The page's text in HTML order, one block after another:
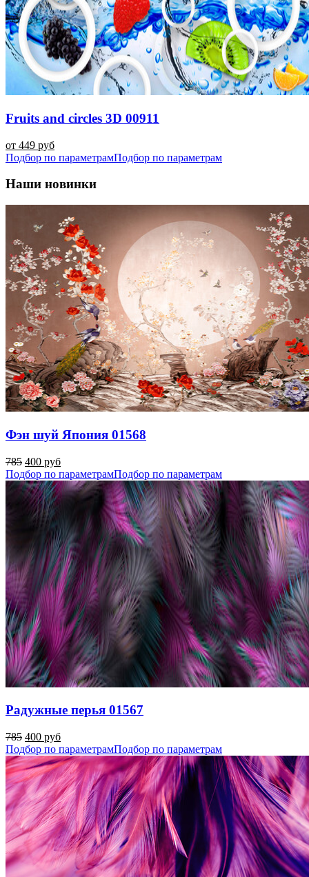
Fruits and circles 3D 00911
от 449 руб
Подбор по параметрамПодбор по параметрам
Наши новинки
Фэн шуй Япония 01568
785 400 руб
Подбор по параметрамПодбор по параметрам
Радужные перья 01567
785 400 руб
Подбор по параметрамПодбор по параметрам